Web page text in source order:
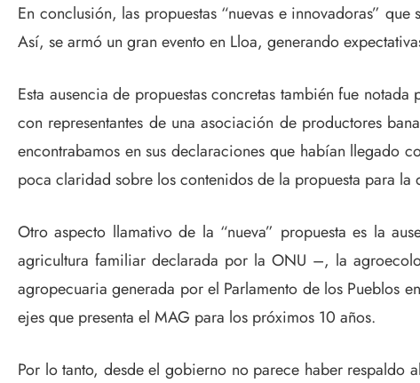
En conclusión, las propuestas “nuevas e innovadoras”
Así, se armó un gran evento en Lloa, generando
Esta ausencia de propuestas concretas también fue
con representantes de una asociación de productores
encontrabamos en sus declaraciones que habían llegado
poca claridad sobre los contenidos de la propuesta para
Otro aspecto llamativo de la “nueva” propuesta es la
agricultura familiar declarada por la ONU –, la
agropecuaria generada por el Parlamento de los Pueblos
ejes que presenta el MAG para los próximos 10 años.
Por lo tanto, desde el gobierno no parece haber respaldo